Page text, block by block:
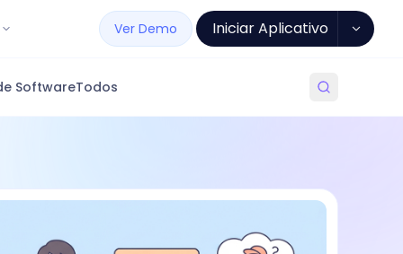
Ver Demo Iniciar Aplicativo
SoftwareTodos